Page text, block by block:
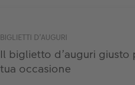
BIGLIETTI D’AUGURI
Il biglietto d’auguri giusto
tua occasione